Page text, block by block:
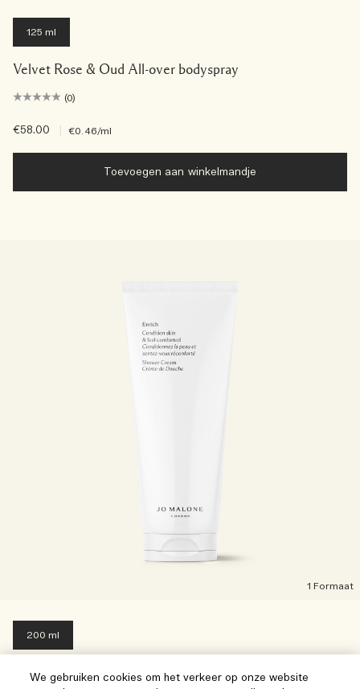
125 ml
Velvet Rose & Oud All-over bodyspray
(0)
€58.00 €0.46/ml
Toevoegen aan winkelmandje
1 Formaat
200 ml
Enrich Douchecrème
We gebruiken cookies om het verkeer op onze website